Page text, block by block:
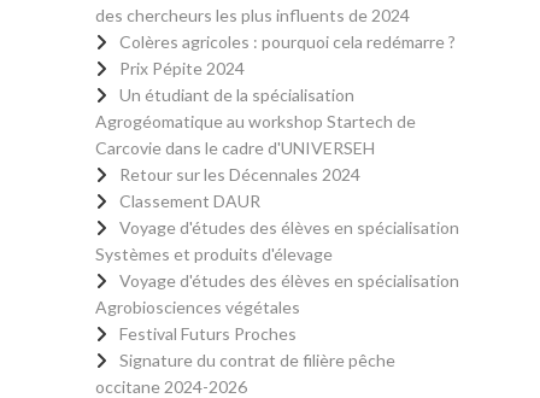
des chercheurs les plus influents de 2024
Colères agricoles : pourquoi cela redémarre ?
Prix Pépite 2024
Un étudiant de la spécialisation
Agrogéomatique au workshop Startech de
Carcovie dans le cadre d'UNIVERSEH
Retour sur les Décennales 2024
Classement DAUR
Voyage d'études des élèves en spécialisation
Systèmes et produits d'élevage
Voyage d'études des élèves en spécialisation
Agrobiosciences végétales
Festival Futurs Proches
Signature du contrat de filière pêche
occitane 2024-2026